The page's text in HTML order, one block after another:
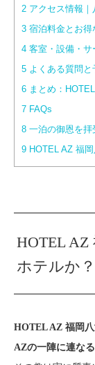
2 アクセス情報
3 宿泊料金とお得
4 客室・設備・サ
5 よくある質問
6 まとめ：
7 FAQs
8 一泊の御恩を
9 HOTEL AZ 福
HOTEL
ホテルか？
HOTEL AZ 福岡
AZの一陣に連な